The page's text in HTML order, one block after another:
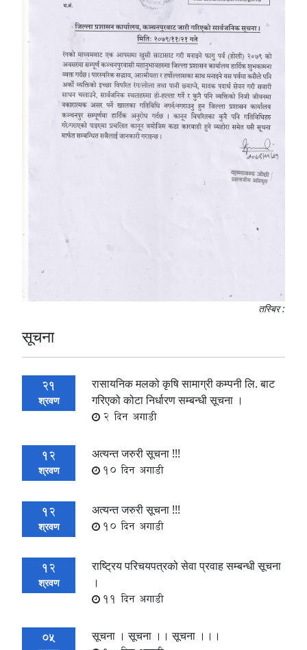
तस्बिर :
सूचना
21
श्रवण
रासायनिक मलको कृषि सामाग्री कम्पनी लि. बाट
गरिएको कोटा निर्धारण सम्बन्धी सूचना ।
2 दिन अगाडी
12
श्रवण
अत्यन्त जरुरी सूचना !!!
10 दिन अगाडी
12
श्रवण
अत्यन्त जरुरी सूचना !!!
10 दिन अगाडी
12
श्रवण
राष्ट्रिय परिचयपत्रको सेवा प्रवाह सम्बन्धी सूचना
।
11 दिन अगाडी
05 सूचना । सूचना ।। सूचना ।।।